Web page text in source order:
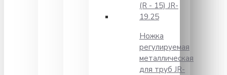
(R - 15) JR-
19.25
Ножка
регулируемая
металлическая
для труб JR-